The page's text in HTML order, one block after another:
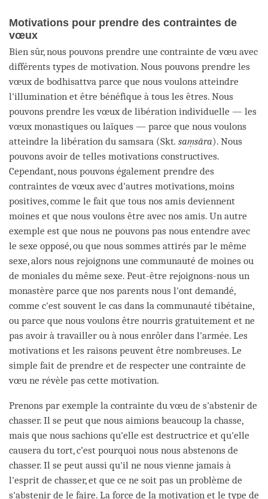
Motivations pour prendre des contraintes de
vœux
Bien sûr, nous pouvons prendre une contrainte de vœu avec
différents types de motivation. Nous pouvons prendre les
vœux de bodhisattva parce que nous voulons atteindre
l'illumination et être bénéfique à tous les êtres. Nous
pouvons prendre les vœux de libération individuelle — les
vœux monastiques ou laïques — parce que nous voulons
atteindre la libération du samsara (Skt. saṃsāra). Nous
pouvons avoir de telles motivations constructives.
Cependant, nous pouvons également prendre des
contraintes de vœux avec d'autres motivations, moins
positives, comme le fait que tous nos amis deviennent
moines et que nous voulons être avec nos amis. Un autre
exemple est que nous ne pouvons pas nous entendre avec
le sexe opposé, ou que nous sommes attirés par le même
sexe, alors nous rejoignons une communauté de moines ou
de moniales du même sexe. Peut-être rejoignons-nous un
monastère parce que nos parents nous l'ont demandé,
comme c'est souvent le cas dans la communauté tibétaine,
ou parce que nous voulons être nourris gratuitement et ne
pas avoir à travailler ou à nous enrôler dans l'armée. Les
motivations et les raisons peuvent être nombreuses. Le
simple fait de prendre et de respecter une contrainte de
vœu ne révèle pas cette motivation.
Prenons par exemple la contrainte du vœu de s'abstenir de
chasser. Il se peut que nous aimions beaucoup la chasse,
mais que nous sachions qu'elle est destructrice et qu'elle
causera du tort, c’est pourquoi nous nous abstenons de
chasser. Il se peut aussi qu'il ne nous vienne jamais à
l'esprit de chasser, et que ce ne soit pas un problème de
s'abstenir de le faire. La force de la motivation et le type de